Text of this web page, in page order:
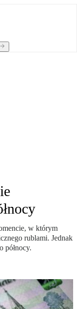
w którym
rublami. Jednak
północy.